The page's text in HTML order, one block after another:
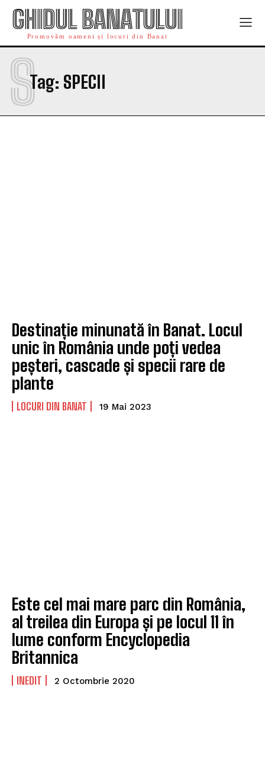
GHIDUL BANATULUI
Promovăm oameni și locuri din Banat
Tag: SPECII
S
Destinație minunată în Banat. Locul
unic în România unde poți vedea
peșteri, cascade și specii rare de
plante
LOCURI DIN BANAT 19 Mai 2023
Este cel mai mare parc din România,
al treilea din Europa și pe locul 11 în
lume conform Encyclopedia
Britannica
INEDIT 2 Octombrie 2020